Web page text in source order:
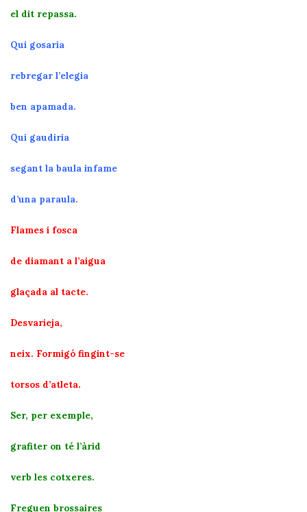
el dit repassa.
Qui gosaria
rebregar l’elegia
ben apamada.
Qui gaudiria
segant la baula infame
d’una paraula.
Flames i fosca
de diamant a l’aigua
glaçada al tacte.
Desvarieja,
neix. Formigó fingint-se
torsos d’atleta.
Ser, per exemple,
grafiter on té l’àrid
verb les cotxeres.
Freguen brossaires